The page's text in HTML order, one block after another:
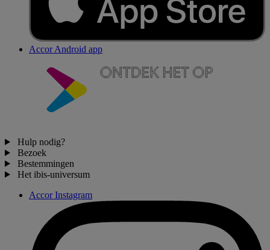
Accor Android app
Hulp nodig?
Bezoek
Bestemmingen
Het ibis-universum
Accor Instagram